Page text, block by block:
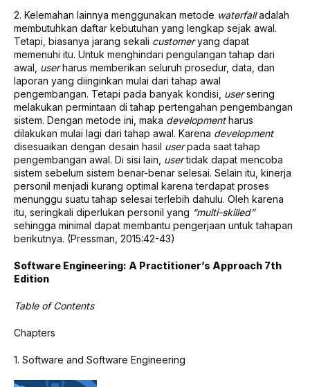
2. Kelemahan lainnya menggunakan metode waterfalladalah
membutuhkan daftar kebutuhan yang lengkap sejak awal.
Tetapi, biasanya jarang sekali customeryang dapat
memenuhi itu. Untuk menghindari pengulangan tahap dari
awal, userharus memberikan seluruh prosedur, data, dan
laporan yang diinginkan mulai dari tahap awal
pengembangan. Tetapi pada banyak kondisi, usersering
melakukan permintaan di tahap pertengahan pengembangan
sistem. Dengan metode ini, maka developmentharus
dilakukan mulai lagi dari tahap awal. Karena development
disesuaikan dengan desain hasil userpada saat tahap
pengembangan awal. Di sisi lain, usertidak dapat mencoba
sistem sebelum sistem benar-benar selesai. Selain itu, kinerja
personil menjadi kurang optimal karena terdapat proses
menunggu suatu tahap selesai terlebih dahulu. Oleh karena
itu, seringkali diperlukan personil yang “multi-skilled”
sehingga minimal dapat membantu pengerjaan untuk tahapan
berikutnya. (Pressman, 2015:42-43)
Software Engineering: A Practitioner’s Approach 7th
Edition
Table of Contents
Chapters
1. Software and Software Engineering